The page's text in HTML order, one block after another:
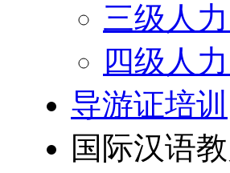
三级人
四级人
导游证培训
国际汉语